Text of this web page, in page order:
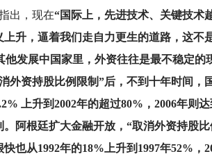
出，现在“国际上，先进技术、关键技术
上升，逼着我们走自力更生的道路，这不
他发展中国家里，外资往往是最不稳定的
外资持股比例限制”后，不到十年时间，
上升到2002年的超过80%，2006年则
阿根廷扩大金融开放，“取消外资持股
也从1992年的18%上升到1997年52%，